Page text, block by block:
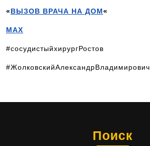
«ВЫЗОВ ВРАЧА НА ДОМ«
MAX
#сосудистыйхирургРостов
#ЖолковскийАлександрВладимирович
Поиск